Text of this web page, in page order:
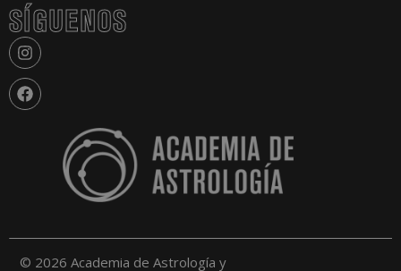
SÍGUENOS
© 2026 Academia de Astrología y